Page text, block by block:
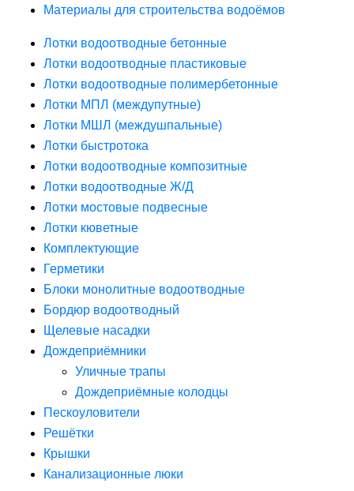
Материалы для строительства водоёмов
Лотки водоотводные бетонные
Лотки водоотводные пластиковые
Лотки водоотводные полимербетонные
Лотки МПЛ (междупутные)
Лотки МШЛ (междушпальные)
Лотки быстротока
Лотки водоотводные композитные
Лотки водоотводные Ж/Д
Лотки мостовые подвесные
Лотки кюветные
Комплектующие
Герметики
Блоки монолитные водоотводные
Бордюр водоотводный
Щелевые насадки
Дождеприёмники
Уличные трапы
Дождеприёмные колодцы
Пескоуловители
Решётки
Крышки
Канализационные люки